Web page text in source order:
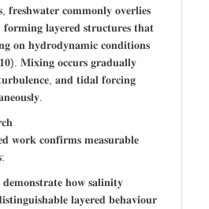
𝐟𝐫𝐞𝐬𝐡𝐰𝐚𝐭𝐞𝐫 𝐜𝐨𝐦𝐦𝐨𝐧𝐥𝐲 𝐨𝐯𝐞𝐫𝐥𝐢𝐞𝐬
𝐥𝐚𝐲𝐞𝐫𝐞𝐝 𝐬𝐭𝐫𝐮𝐜𝐭𝐮𝐫𝐞𝐬 𝐭𝐡𝐚𝐭
𝐨𝐧 𝐡𝐲𝐝𝐫𝐨𝐝𝐲𝐧𝐚𝐦𝐢𝐜 𝐜𝐨𝐧𝐝𝐢𝐭𝐢𝐨𝐧𝐬
𝐌𝐢𝐱𝐢𝐧𝐠 𝐨𝐜𝐜𝐮𝐫𝐬 𝐠𝐫𝐚𝐝𝐮𝐚𝐥𝐥𝐲
𝐚𝐧𝐝 𝐭𝐢𝐝𝐚𝐥 𝐟𝐨𝐫𝐜𝐢𝐧𝐠
𝐰𝐨𝐫𝐤 𝐜𝐨𝐧𝐟𝐢𝐫𝐦𝐬 𝐦𝐞𝐚𝐬𝐮𝐫𝐚𝐛𝐥𝐞
𝐡𝐨𝐰 𝐬𝐚𝐥𝐢𝐧𝐢𝐭𝐲
𝐥𝐚𝐲𝐞𝐫𝐞𝐝 𝐛𝐞𝐡𝐚𝐯𝐢𝐨𝐮𝐫